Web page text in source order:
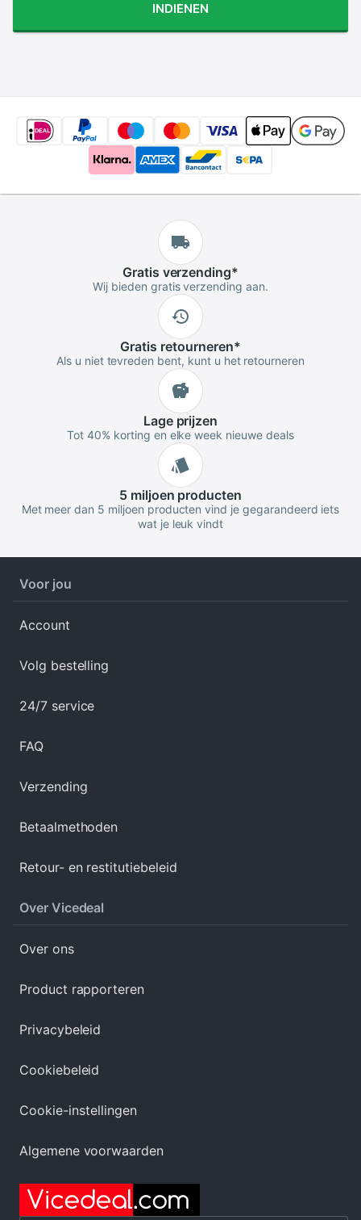
INDIENEN
Gratis verzending*
Wij bieden gratis verzending aan.
Gratis retourneren*
Als u niet tevreden bent, kunt u het retourneren
Lageprijzen
Tot 40% korting en elke week nieuwe deals
5 miljoen producten
Met meer dan 5 miljoen producten vind je gegarandeerd iets
wat je leuk vindt
Voor jou
Account
Volg bestelling
24/7 service
FAQ
Verzending
Betaalmethoden
Retour- en restitutiebeleid
Over Vicedeal
Over ons
Product rapporteren
Privacybeleid
Cookiebeleid
Cookie-instellingen
Algemene voorwaarden